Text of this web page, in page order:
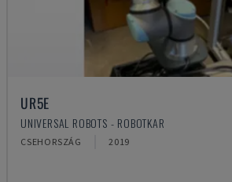
UR5E
UNIVERSAL ROBOTS - ROBOTKAR
CSEHORSZÁG 2019